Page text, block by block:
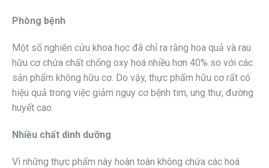
Phòng bệnh
Một số nghiên cứu khoa học đã chỉ ra rằng hoa quả và rau
hữu cơ chứa chất chống oxy hoá nhiều hơn 40% so với các
sản phẩm không hữu cơ. Do vậy, thực phẩm hữu cơ rất có
hiệu quả trong việc giảm nguy cơ bệnh tim, ung thư, đường
huyết cao.
Nhiều chất dinh dưỡng
Vì những thực phẩm này hoàn toàn không chứa các hoá